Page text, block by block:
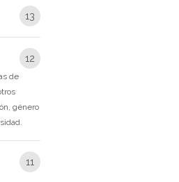
13
12
de
género
11